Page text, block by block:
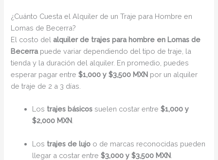
¿Cuánto Cuesta el Alquiler de un Traje para Hombre en
Lomas de Becerra?
El costo delalquiler de trajes para hombre en Lomas de
Becerrapuede variar dependiendo del tipo de traje, la
tienda y la duración del alquiler. En promedio, puedes
esperar pagar entre$1,000 y $3,500 MXN por un alquiler
de traje de 2 a 3 días.
Los trajes básicos suelen costar entre$1,000 y
$2,000 MXN
Los trajes de lujo o de marcas reconocidas pueden
llegar a costar entre$3,000 y $3,500 MXN